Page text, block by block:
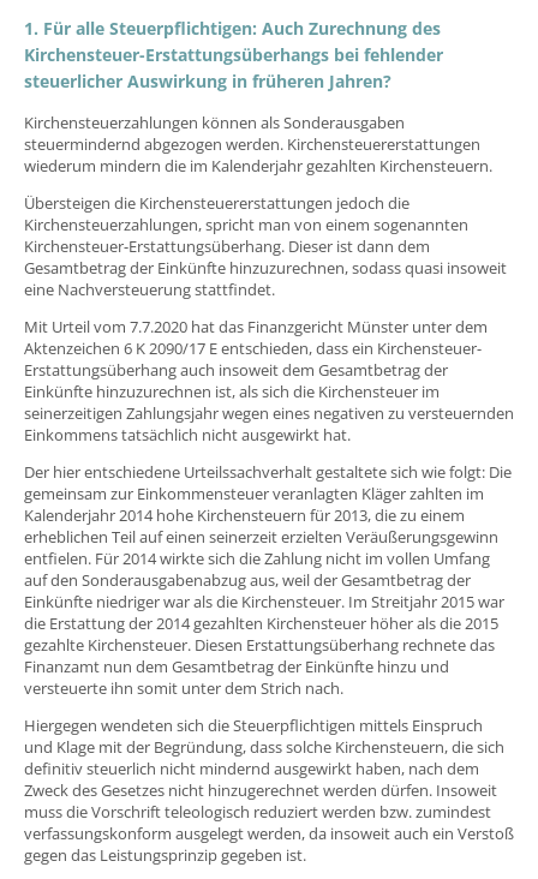
1. Für alle Steuerpflichtigen: Auch Zurechnung des
Kirchensteuer-Erstattungsüberhangs bei fehlender
steuerlicher Auswirkung in früheren Jahren?
Kirchensteuerzahlungen können als Sonderausgaben
steuermindernd abgezogen werden. Kirchensteuererstattungen
wiederum mindern die im Kalenderjahr gezahlten Kirchensteuern.
Übersteigen die Kirchensteuererstattungen jedoch die
Kirchensteuerzahlungen, spricht man von einem sogenannten
Kirchensteuer-Erstattungsüberhang. Dieser ist dann dem
Gesamtbetrag der Einkünfte hinzuzurechnen, sodass quasi insoweit
eine Nachversteuerung stattfindet.
Mit Urteil vom 7.7.2020 hat das Finanzgericht Münster unter dem
Aktenzeichen 6 K 2090/17 E entschieden, dass ein Kirchensteuer-
Erstattungsüberhang auch insoweit dem Gesamtbetrag der
Einkünfte hinzuzurechnen ist, als sich die Kirchensteuer im
seinerzeitigen Zahlungsjahr wegen eines negativen zu versteuernden
Einkommens tatsächlich nicht ausgewirkt hat.
Der hier entschiedene Urteilssachverhalt gestaltete sich wie folgt: Die
gemeinsam zur Einkommensteuer veranlagten Kläger zahlten im
Kalenderjahr 2014 hohe Kirchensteuern für 2013, die zu einem
erheblichen Teil auf einen seinerzeit erzielten Veräußerungsgewinn
entfielen. Für 2014 wirkte sich die Zahlung nicht im vollen Umfang
auf den Sonderausgabenabzug aus, weil der Gesamtbetrag der
Einkünfte niedriger war als die Kirchensteuer. Im Streitjahr 2015 war
die Erstattung der 2014 gezahlten Kirchensteuer höher als die 2015
gezahlte Kirchensteuer. Diesen Erstattungsüberhang rechnete das
Finanzamt nun dem Gesamtbetrag der Einkünfte hinzu und
versteuerte ihn somit unter dem Strich nach.
Hiergegen wendeten sich die Steuerpflichtigen mittels Einspruch
und Klage mit der Begründung, dass solche Kirchensteuern, die sich
definitiv steuerlich nicht mindernd ausgewirkt haben, nach dem
Zweck des Gesetzes nicht hinzugerechnet werden dürfen. Insoweit
muss die Vorschrift teleologisch reduziert werden bzw. zumindest
verfassungskonform ausgelegt werden, da insoweit auch ein Verstoß
gegen das Leistungsprinzip gegeben ist.